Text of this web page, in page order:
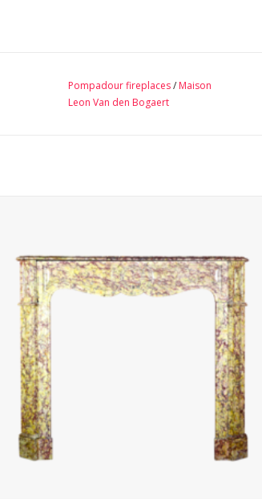
Pompadour fireplaces/ Maison
Leon Van den Bogaert